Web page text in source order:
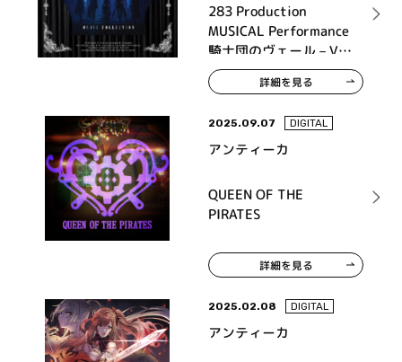
283 Production
MUSICAL Performance
騎士団のヴェール – Veil
of Order – Music
Collection【初回限定
詳細を見る
2025.09.07 DIGITAL
アンティーカ
QUEEN OF THE
PIRATES
詳細を見る
2025.02.08 DIGITAL
アンティーカ